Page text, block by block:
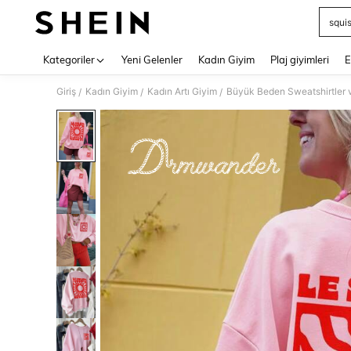
Kategoriler Yeni Gelenler Kadın Giyim Plaj giyimleri
Giriş / Kadın Giyim / Kadın Artı Giyim / Büyük Beden Sweatshirtler